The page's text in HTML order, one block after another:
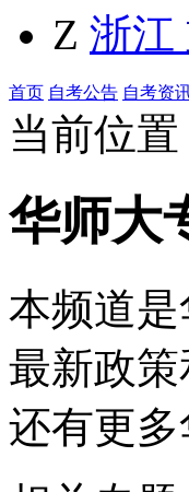
Z 浙江
首页 自考公告 自考资
当前位置
华师大
本频道
最新政
还有更